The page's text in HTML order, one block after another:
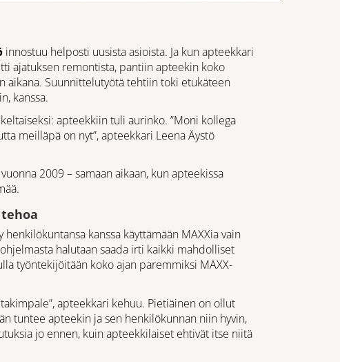
innostuu helposti uusista asioista. Ja kun apteekkari
ajatuksen remontista, pantiin apteekin koko
aikana. Suunnittelutyötä tehtiin toki etukäteen
kanssa.
apteekkiin tuli aurinko. ”Moni kollega
meilläpä on nyt”, apteekkari Leena Äystö
2009 – samaan aikaan, kun apteekissa
kanssa käyttämään MAXXia vain
halutaan saada irti kaikki mahdolliset
työntekijöitään koko ajan paremmiksi MAXX-
apteekkari kehuu. Pietiäinen on ollut
tuntee apteekin ja sen henkilökunnan niin hyvin,
jo ennen, kuin apteekkilaiset ehtivät itse niitä